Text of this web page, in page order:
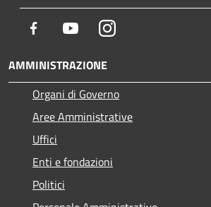
Facebook YoutubeInstagram
AMMINISTRAZIONE
Organi di Governo
Aree Amministrative
Uffici
Enti e fondazioni
Politici